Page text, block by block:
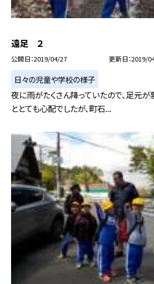
遠足 ２
公開日 2019/04/27 更新日 2019/
日々の児童や学校の様子
夜に雨がたくさん降っていたので、足元
ととても心配でしたが、町石...